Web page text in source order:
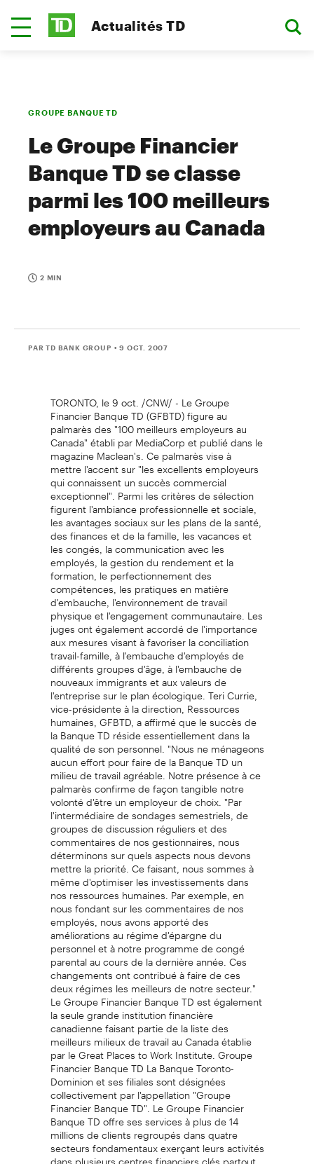
Actualités TD
GROUPE BANQUE TD
Le Groupe Financier
Banque TD se classe
parmi les 100 meilleurs
employeurs au Canada
2 MIN
PAR TD BANK GROUP • 9 OCT. 2007
TORONTO, le 9 oct. /CNW/ - Le Groupe
Financier Banque TD (GFBTD) figure au
palmarès des "100 meilleurs employeurs au
Canada" établi par MediaCorp et publié dans le
magazine Maclean's. Ce palmarès vise à
mettre l'accent sur "les excellents employeurs
qui connaissent un succès commercial
exceptionnel". Parmi les critères de sélection
figurent l'ambiance professionnelle et sociale,
les avantages sociaux sur les plans de la santé,
des finances et de la famille, les vacances et
les congés, la communication avec les
employés, la gestion du rendement et la
formation, le perfectionnement des
compétences, les pratiques en matière
d'embauche, l'environnement de travail
physique et l'engagement communautaire. Les
juges ont également accordé de l'importance
aux mesures visant à favoriser la conciliation
travail-famille, à l'embauche d'employés de
différents groupes d'âge, à l'embauche de
nouveaux immigrants et aux valeurs de
l'entreprise sur le plan écologique. Teri Currie,
vice-présidente à la direction, Ressources
humaines, GFBTD, a affirmé que le succès de
la Banque TD réside essentiellement dans la
qualité de son personnel. "Nous ne ménageons
aucun effort pour faire de la Banque TD un
milieu de travail agréable. Notre présence à ce
palmarès confirme de façon tangible notre
volonté d'être un employeur de choix. "Par
l'intermédiaire de sondages semestriels, de
groupes de discussion réguliers et des
commentaires de nos gestionnaires, nous
déterminons sur quels aspects nous devons
mettre la priorité. Ce faisant, nous sommes à
même d'optimiser les investissements dans
nos ressources humaines. Par exemple, en
nous fondant sur les commentaires de nos
employés, nous avons apporté des
améliorations au régime d'épargne du
personnel et à notre programme de congé
parental au cours de la dernière année. Ces
changements ont contribué à faire de ces
deux régimes les meilleurs de notre secteur."
Le Groupe Financier Banque TD est également
la seule grande institution financière
canadienne faisant partie de la liste des
meilleurs milieux de travail au Canada établie
par le Great Places to Work Institute. Groupe
Financier Banque TD La Banque Toronto-
Dominion et ses filiales sont désignées
collectivement par l'appellation "Groupe
Financier Banque TD". Le Groupe Financier
Banque TD offre ses services à plus de 14
millions de clients regroupés dans quatre
secteurs fondamentaux exerçant leurs activités
dans plusieurs centres financiers clés partout